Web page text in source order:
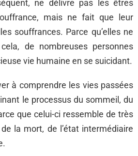
ne délivre pas les êtres
mais ne fait que leur
souffrances. Parce qu’elles ne
de nombreuses personnes
vie humaine en se suicidant.
à comprendre les vies passées
le processus du sommeil, du
que celui-ci ressemble de très
la mort, de l’état intermédiaire